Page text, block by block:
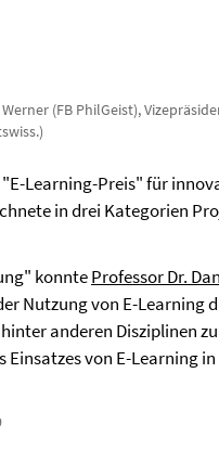
(FB PhilGeist),
Learning-Preis" für
in drei Kategorien
konnteProfessor Dr.
Nutzung von E-Learning
anderen Disziplinen
von E-Learning